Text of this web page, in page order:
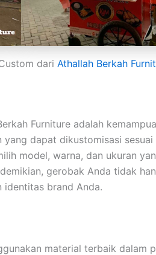
dari Athallah Berkah
Furniture adalah
dapat dikustomisasi sesuai
model, warna, dan ukuran
gerobak Anda tidak
identitas brand Anda.
material terbaik dalam